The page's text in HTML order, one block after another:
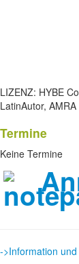
LIZENZ: HYBE
LatinAutor,
Termine
Keine Termine
->Information